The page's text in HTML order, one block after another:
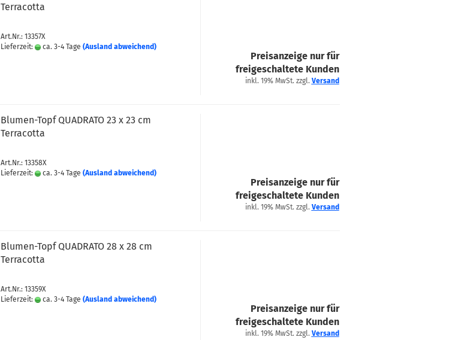
Terracotta
Art.Nr.: 13357X
Lieferzeit:
ca. 3-4 Tage (Ausland abweichend)
Preisanzeige nur für
freigeschaltete Kunden
inkl. 19% MwSt. zzgl. Versand
Blumen-Topf QUADRATO 23 x 23 cm
Terracotta
Art.Nr.: 13358X
Lieferzeit:
ca. 3-4 Tage (Ausland abweichend)
Preisanzeige nur für
freigeschaltete Kunden
inkl. 19% MwSt. zzgl. Versand
Blumen-Topf QUADRATO 28 x 28 cm
Terracotta
Art.Nr.: 13359X
Lieferzeit:
ca. 3-4 Tage (Ausland abweichend)
Preisanzeige nur für
freigeschaltete Kunden
inkl. 19% MwSt. zzgl. Versand